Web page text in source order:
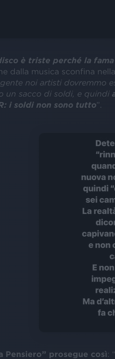
è triste perché la
dalla musica sconfina
noi artisti dovremmo
un sacco di soldi, e quindi
i soldi non sono tutto”.
Pensiero” prosegue così: “